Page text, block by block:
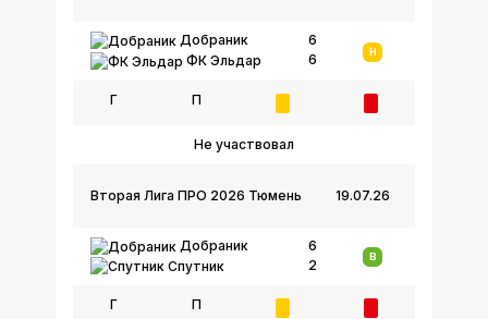
Добраник
ФК Эльдар
6
6
Н
Г П
Не участвовал
19.07.26
Вторая Лига ПРО 2026 Тюмень
Добраник
Спутник
6
2
В
Г П